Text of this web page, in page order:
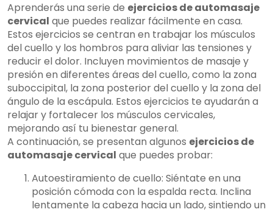
Aprenderás una serie de ejercicios de automasaje
cervical que puedes realizar fácilmente en casa.
Estos ejercicios se centran en trabajar los músculos
del cuello y los hombros para aliviar las tensiones y
reducir el dolor. Incluyen movimientos de masaje y
presión en diferentes áreas del cuello, como la zona
suboccipital, la zona posterior del cuello y la zona del
ángulo de la escápula. Estos ejercicios te ayudarán a
relajar y fortalecer los músculos cervicales,
mejorando así tu bienestar general.
A continuación, se presentan algunos ejercicios de
automasaje cervical que puedes probar:
Autoestiramiento de cuello: Siéntate en una
posición cómoda con la espalda recta. Inclina
lentamente la cabeza hacia un lado, sintiendo un